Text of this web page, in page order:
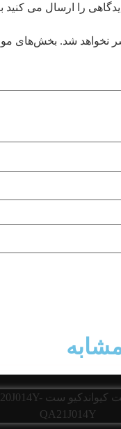
را ارسال می
نخواهد شد. بخش‌های